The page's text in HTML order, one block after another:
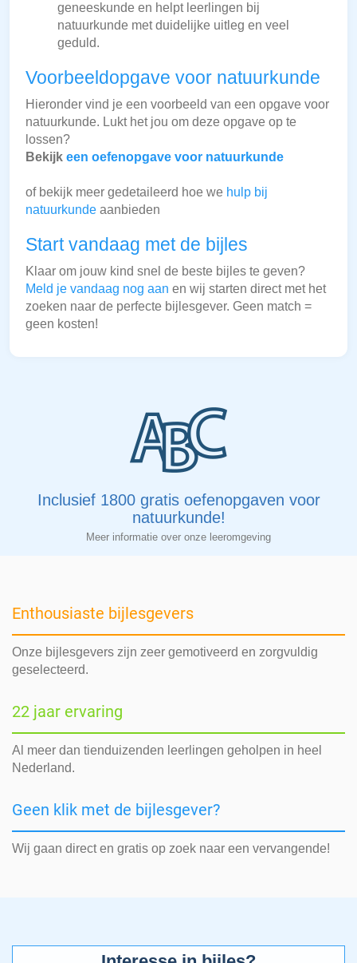
geneeskunde en helpt leerlingen bij
natuurkunde met duidelijke uitleg en veel
geduld.
Voorbeeldopgave voor natuurkunde
Hieronder vind je een voorbeeld van een opgave voor
natuurkunde. Lukt het jou om deze opgave op te
lossen?
Bekijk een oefenopgave voor natuurkunde
of bekijk meer gedetaileerd hoe we hulp bij
natuurkunde aanbieden
Start vandaag met de bijles
Klaar om jouw kind snel de beste bijles te geven?
Meld je vandaag nog aan en wij starten direct met het
zoeken naar de perfecte bijlesgever. Geen match =
geen kosten!
Inclusief 1800 gratis oefenopgaven voor
natuurkunde!
Meer informatie over onze leeromgeving
Enthousiaste bijlesgevers
Onze bijlesgevers zijn zeer gemotiveerd en zorgvuldig
geselecteerd.
22 jaar ervaring
Al meer dan tienduizenden leerlingen geholpen in heel
Nederland.
Geen klik met de bijlesgever?
Wij gaan direct en gratis op zoek naar een vervangende!